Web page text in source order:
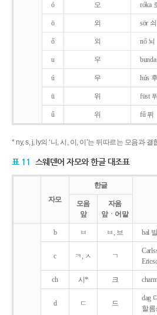
ó 오 róka
ö 외 sör
ő 외 nő 뇌
u 우
ú 우 hús
ü 위 füst
ű 위 fű 퓌
* ny, s, j, ly의 ‘니, 시, 이, 이’는 뒤따르는 모음과
표 11 스웨덴어 자모와 한글 대조표
자모
한글
모음
앞
자음
앞ㆍ어말
b ㅂ ㅂ, 브 bal
c ㅋ, ㅅ ㄱ
ch 시* 크
d ㄷ 드
dag
할